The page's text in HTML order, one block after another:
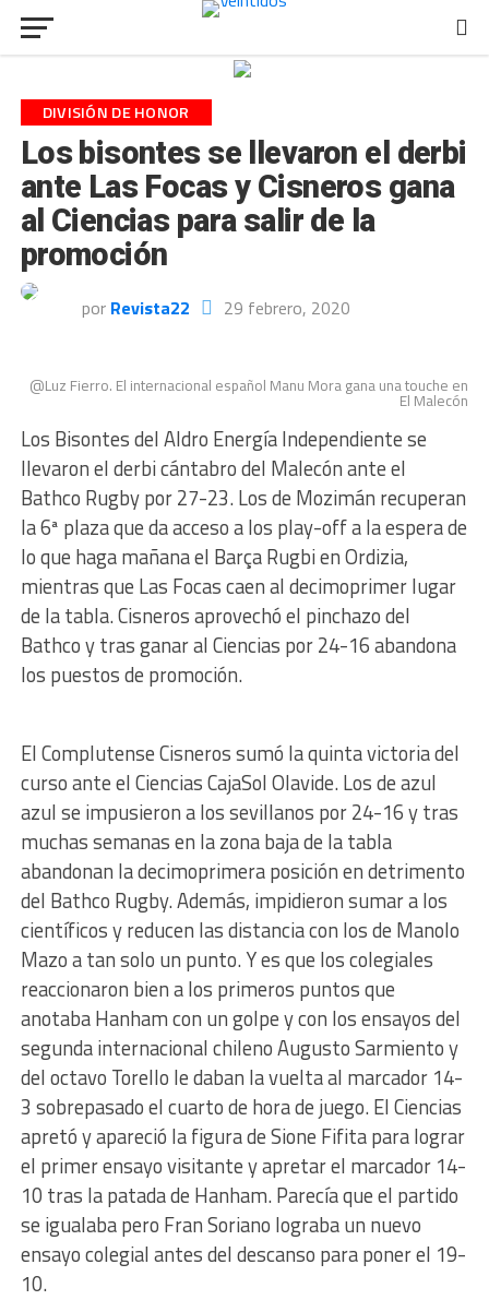
DIVISIÓN DE HONOR
Los bisontes se llevaron el derbi
ante Las Focas y Cisneros gana
al Ciencias para salir de la
promoción
por Revista22 29 febrero, 2020
@Luz Fierro. El internacional español Manu Mora gana una touche en
El Malecón
Los Bisontes del Aldro Energía Independiente se
llevaron el derbi cántabro del Malecón ante el
Bathco Rugby por 27-23. Los de Mozimán recuperan
la 6ª plaza que da acceso a los play-off a la espera de
lo que haga mañana el Barça Rugbi en Ordizia,
mientras que Las Focas caen al decimoprimer lugar
de la tabla. Cisneros aprovechó el pinchazo del
Bathco y tras ganar al Ciencias por 24-16 abandona
los puestos de promoción.
El Complutense Cisneros sumó la quinta victoria del
curso ante el Ciencias CajaSol Olavide. Los de azul
azul se impusieron a los sevillanos por 24-16 y tras
muchas semanas en la zona baja de la tabla
abandonan la decimoprimera posición en detrimento
del Bathco Rugby. Además, impidieron sumar a los
científicos y reducen las distancia con los de Manolo
Mazo a tan solo un punto. Y es que los colegiales
reaccionaron bien a los primeros puntos que
anotaba Hanham con un golpe y con los ensayos del
segunda internacional chileno Augusto Sarmiento y
del octavo Torello le daban la vuelta al marcador 14-
3 sobrepasado el cuarto de hora de juego. El Ciencias
apretó y apareció la figura de Sione Fifita para lograr
el primer ensayo visitante y apretar el marcador 14-
10 tras la patada de Hanham. Parecía que el partido
se igualaba pero Fran Soriano lograba un nuevo
ensayo colegial antes del descanso para poner el 19-
10.